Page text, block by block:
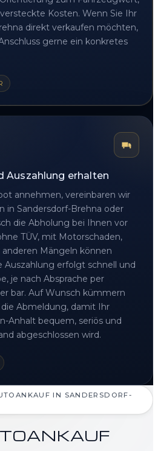
Kosten. Wenn Sie Ihr
direkt verkaufen möchten,
gerne ein konkretes
Auszahlung erhalten
annehmen, vereinbaren wir
in Sandersdorf-Brehna oder
die Abholung bei Ihnen vor
TÜV, mit Motorschaden,
Mängeln können
Auszahlung erfolgt schnell und
je nach Absprache per
bar. Auf Wunsch kümmern
Abmeldung, damit Ihr
Anhalt bequem, seriös und
abgeschlossen wird.
IN SANDERSDORF-